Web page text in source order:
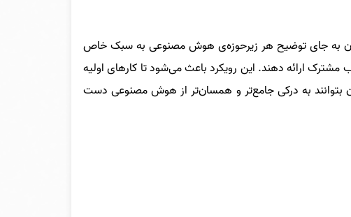
به جای توضیح هر زیرحوزه‌ی هوش مصنوعی به سبک خاص
ارائه دهند. این رویکرد باعث می‌شود تا کارهای اولیه
بتوانند به درکی جامع‌تر و همسان‌تر از هوش مصنوعی دست